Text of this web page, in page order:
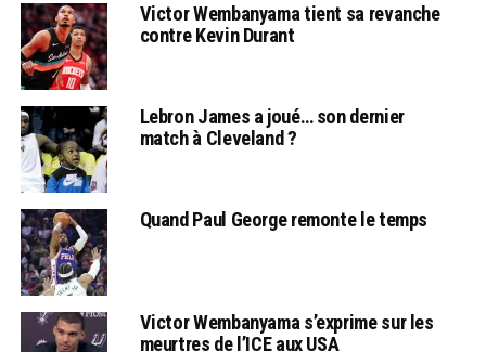
Victor Wembanyama tient sa revanche
contre Kevin Durant
Lebron James a joué… son dernier
match à Cleveland ?
Quand Paul George remonte le temps
Victor Wembanyama s’exprime sur les
meurtres de l’ICE aux USA